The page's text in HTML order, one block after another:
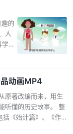
星
。
过
的
人
讲
趣
象
庭教
我
动画MP4
原著改编而来，用生
听懂的历史故事。 整
括《始计篇》、《作
实篇》等核心篇